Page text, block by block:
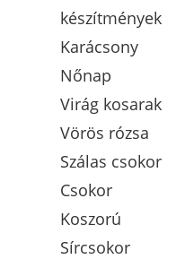
készítmények
Karácsony
Nőnap
Virág kosarak
Vörös rózsa
Szálas csokor
Csokor
Koszorú
Sírcsokor